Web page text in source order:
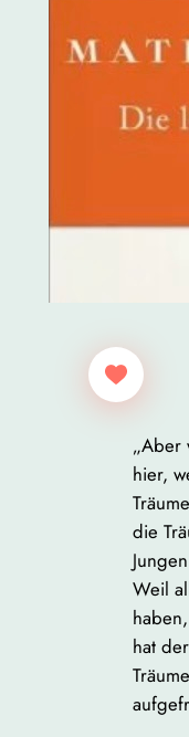
„Aber
hier,
die
Weil
hat